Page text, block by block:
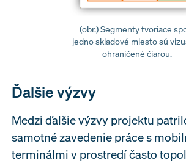
(obr.) Segmenty tvoriace
jedno skladové miesto sú
ohraničené čiarou.
Ďalšie výzvy
Medzi ďalšie výzvy projektu
samotné zavedenie práce s
terminálmi v prostredí často